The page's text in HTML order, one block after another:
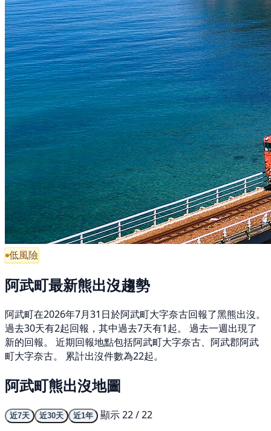
低風險
阿武町最新熊出沒趨勢
阿武町在2026年7月31日於阿武町大字奈古回報了黑熊出沒。
過去30天有2起回報，其中過去7天有1起。 過去一週出現了
新的回報。 近期回報地點包括阿武町大字奈古、阿武郡阿武
町大字奈古。 累計出沒件數為22起。
阿武町熊出沒地圖
近7天 近30天 近1年
顯示 22 / 22